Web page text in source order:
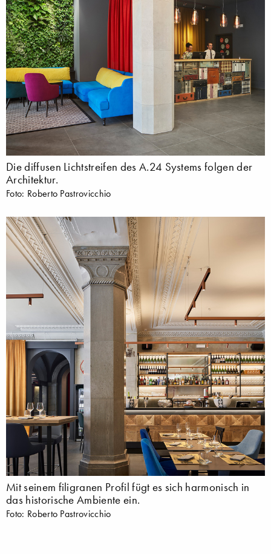
Die diffusen Lichtstreifen des A.24 Systems folgen der
Architektur.
Foto: Roberto Pastrovicchio
Mit seinem filigranen Profil fügt es sich harmonisch in
das historische Ambiente ein.
Foto: Roberto Pastrovicchio